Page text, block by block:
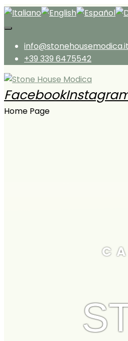
Salta al contenuto
info@stonehousemodica.it
+39 339 6475542
Stone House Modica
Facebook
Home Page